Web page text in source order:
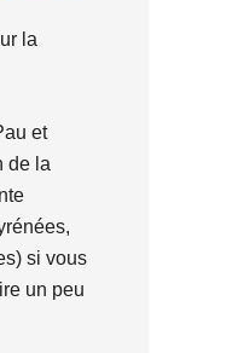
la
et
de la
si vous
un peu